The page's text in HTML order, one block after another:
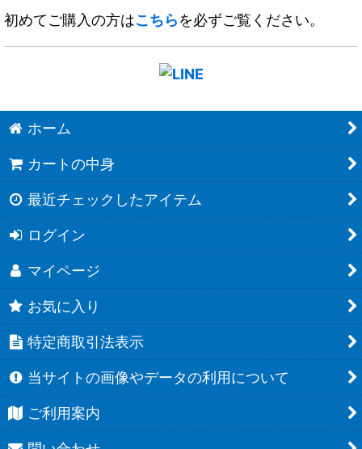
初めてご購入の方はこちらを必ずご覧ください。
ホーム
カートの中身
最近チェックしたアイテム
ログイン
マイページ
お気に入り
特定商取引法表示
当サイトの画像やデータの利用について
ご利用案内